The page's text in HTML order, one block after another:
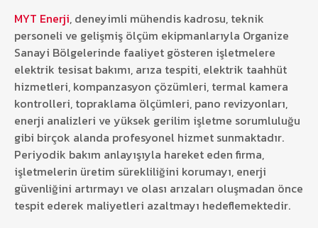
MYT Enerji, deneyimli mühendis kadrosu, teknik
personeli ve gelişmiş ölçüm ekipmanlarıyla Organize
Sanayi Bölgelerinde faaliyet gösteren işletmelere
elektrik tesisat bakımı, arıza tespiti, elektrik taahhüt
hizmetleri, kompanzasyon çözümleri, termal kamera
kontrolleri, topraklama ölçümleri, pano revizyonları,
enerji analizleri ve yüksek gerilim işletme sorumluluğu
gibi birçok alanda profesyonel hizmet sunmaktadır.
Periyodik bakım anlayışıyla hareket eden firma,
işletmelerin üretim sürekliliğini korumayı, enerji
güvenliğini artırmayı ve olası arızaları oluşmadan önce
tespit ederek maliyetleri azaltmayı hedeflemektedir.